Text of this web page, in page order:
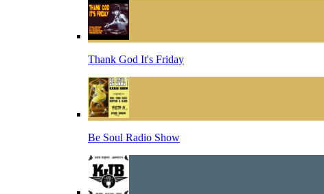
Thank God It's Friday
Be Soul Radio Show